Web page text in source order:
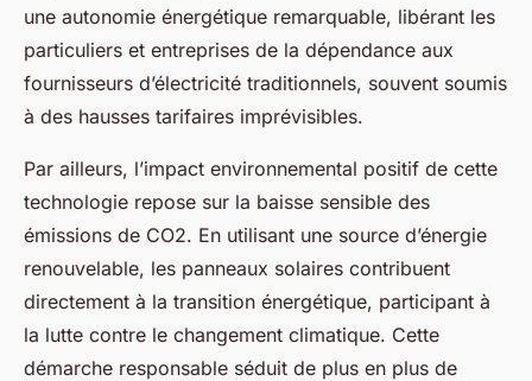
une autonomie énergétique remarquable, libérant les
particuliers et entreprises de la dépendance aux
fournisseurs d’électricité traditionnels, souvent soumis
à des hausses tarifaires imprévisibles.
Par ailleurs, l’impact environnemental positif de cette
technologie repose sur la baisse sensible des
émissions de CO2. En utilisant une source d’énergie
renouvelable, les panneaux solaires contribuent
directement à la transition énergétique, participant à
la lutte contre le changement climatique. Cette
démarche responsable séduit de plus en plus de